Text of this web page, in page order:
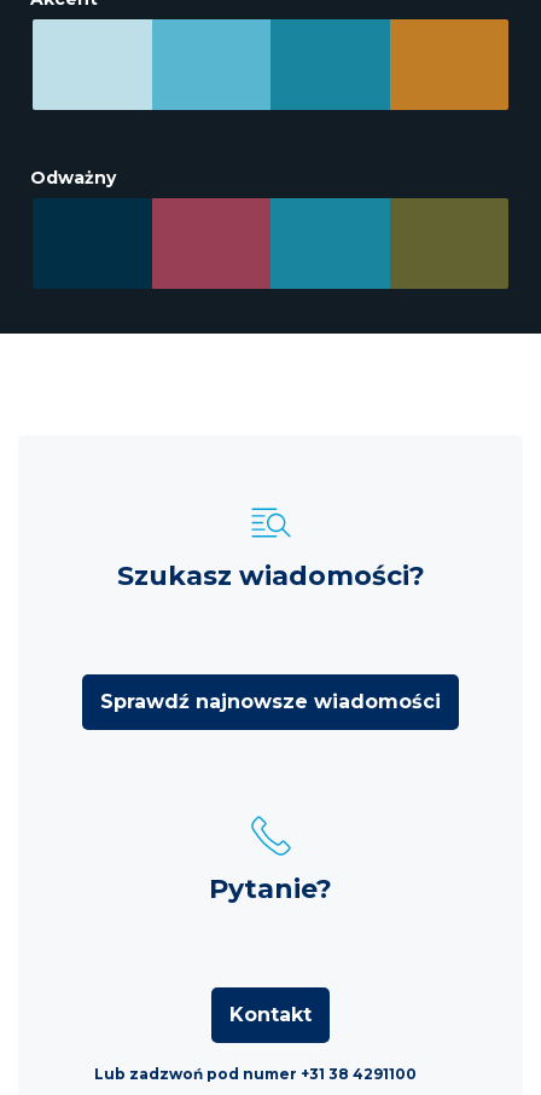
Odważny
Szukasz wiadomości?
Sprawdź najnowsze wiadomości
Pytanie?
Kontakt
Lub zadzwoń pod numer +31 38 4291100